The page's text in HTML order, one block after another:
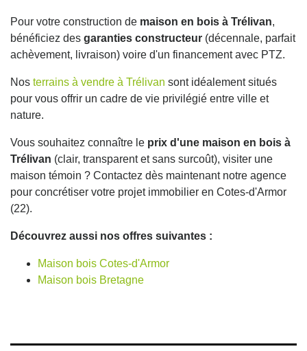
Pour votre construction de maison en bois à Trélivan,
bénéficiez des garanties constructeur (décennale, parfait
achèvement, livraison) voire d'un financement avec PTZ.
Nos terrains à vendre à Trélivan sont idéalement situés
pour vous offrir un cadre de vie privilégié entre ville et
nature.
Vous souhaitez connaître le prix d'une maison en bois à
Trélivan (clair, transparent et sans surcoût), visiter une
maison témoin ? Contactez dès maintenant notre agence
pour concrétiser votre projet immobilier en Cotes-d'Armor
(22).
Découvrez aussi nos offres suivantes :
Maison bois Cotes-d'Armor
Maison bois Bretagne